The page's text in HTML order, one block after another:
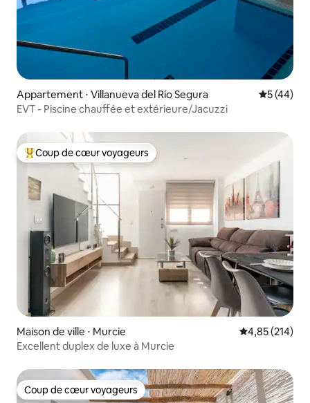
Appartement ⋅ Villanueva del Río Segura
5 (44)
EVT - Piscine chauffée et extérieure/Jacuzzi
Coups de cœur voyageurs les plus appréciés
Coup de cœur voyageurs
Maison de ville ⋅ Murcie Évaluation
4,85 (214)
Excellent duplex de luxe à Murcie
Coup de cœur voyageurs
Coup de cœur voyageurs